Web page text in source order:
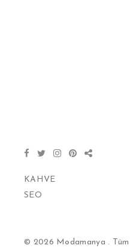
KAHVE
SEO
© 2026 Modamanya . Tüm